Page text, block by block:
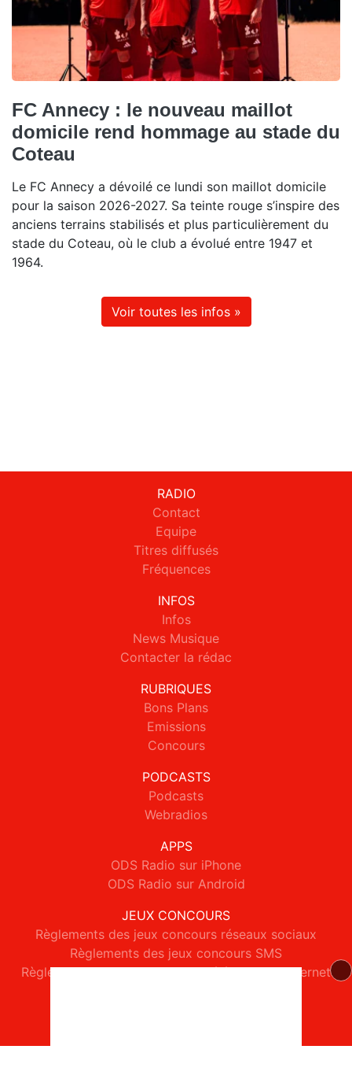
FC Annecy : le nouveau maillot
domicile rend hommage au stade du
Coteau
Le FC Annecy a dévoilé ce lundi son maillot domicile
pour la saison 2026-2027. Sa teinte rouge s’inspire des
anciens terrains stabilisés et plus particulièrement du
stade du Coteau, où le club a évolué entre 1947 et
1964.
Voir toutes les infos »
RADIO
Contact
Equipe
Titres diffusés
Fréquences
INFOS
Infos
News Musique
Contacter la rédac
RUBRIQUES
Bons Plans
Emissions
Concours
PODCASTS
Podcasts
Webradios
APPS
ODS Radio sur iPhone
ODS Radio sur Android
JEUX CONCOURS
Règlements des jeux concours réseaux sociaux
Règlements des jeux concours SMS
Règlements des jeux concours téléphone et internet